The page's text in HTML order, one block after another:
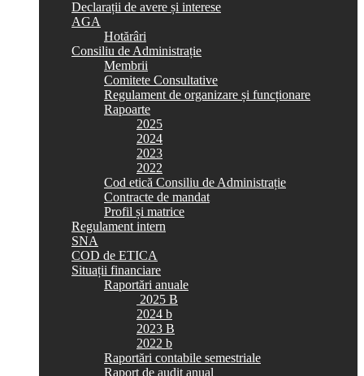
Declarații de avere și interese
AGA
Hotărâri
Consiliu de Administrație
Membrii
Comitete Consultative
Regulament de organizare și funcționare
Rapoarte
2025
2024
2023
2022
Cod etică Consiliu de Administrație
Contracte de mandat
Profil și matrice
Regulament intern
SNA
COD de ETICA
Situații financiare
Raportări anuale
2025 B
2024 b
2023 B
2022 b
Raportări contabile semestriale
Raport de audit anual